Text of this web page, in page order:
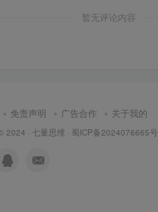
暂无评论内容
免责声明 广告合作 关于我的
2024 · 七量思维 · 蜀ICP备2024076665号